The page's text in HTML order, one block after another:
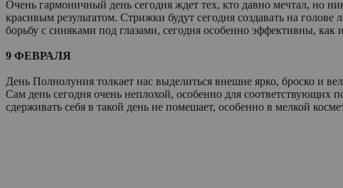
Очень гармоничный день сегодня ждет тех, кто давно мечтал, но
красивым результатом. Стрижки будут сегодня создавать на
борьбу с синяками под глазами, сегодня особенно эффективны,
9 ФЕВРАЛЯ
День Полнолуния толкает нас выделиться внешне ярко, броско и
Сам день сегодня очень неплохой, особенно для соответствующих
сдерживать себя в такой день не помешает, особенно в мелкой